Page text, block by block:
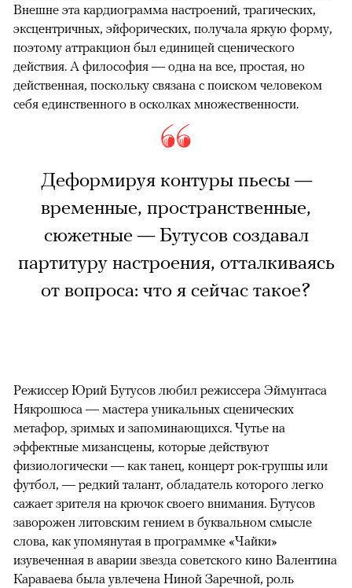
Внешне эта кардиограмма настроений, трагических,
эксцентричных, эйфорических, получала яркую форму,
поэтому аттракцион был единицей сценического
действия. А философия — одна на все, простая, но
действенная, поскольку связана с поиском человеком
себя единственного в осколках множественности.
Деформируя контуры пьесы —
временные, пространственные,
сюжетные — Бутусов создавал
партитуру настроения, отталкиваясь
от вопроса: что я сейчас такое?
Режиссер Юрий Бутусов любил режиссера Эймунтаса
Някрошюса — мастера уникальных сценических
метафор, зримых и запоминающихся. Чутье на
эффектные мизансцены, которые действуют
физиологически — как танец, концерт рок-группы или
футбол, — редкий талант, обладатель которого легко
сажает зрителя на крючок своего внимания. Бутусов
заворожен литовским гением в буквальном смысле
слова, как упомянутая в программке «Чайки»
изувеченная в аварии звезда советского кино Валентина
Караваева была увлечена Ниной Заречной, роль